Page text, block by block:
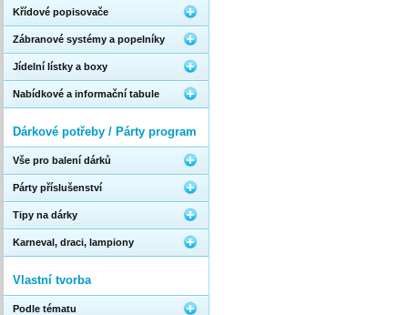
Křídové popisovače
Zábranové systémy a popelníky
Jídelní lístky a boxy
Nabídkové a informační tabule
Dárkové potřeby / Párty program
Vše pro balení dárků
Párty příslušenství
Tipy na dárky
Karneval, draci, lampiony
Vlastní tvorba
Podle tématu